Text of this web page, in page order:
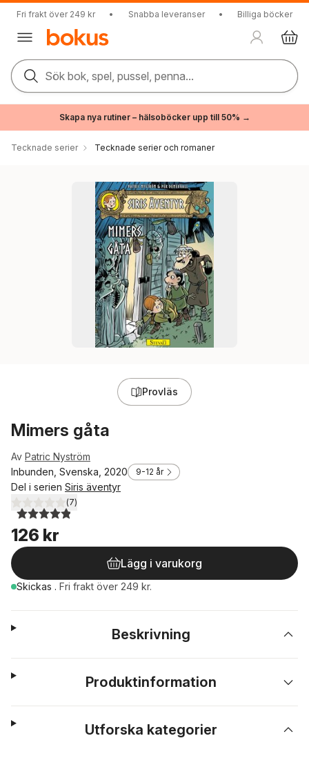
Fri frakt över 249 kr • Snabba leveranser • Billiga böcker
Sök bok, spel, pussel, penna...
Skapa nya rutiner – hälsoböcker upp till 50% →
Tecknade serier Tecknade serier och romaner
Provläs
Mimers gåta
Av Patric Nyström
Inbunden, Svenska, 2020
9-12 år
Del i serien Siris äventyr
4,9utav 5 stjärnor. Totalt antal röster:
(7)
126 kr
Lägg i varukorg
Skickas . Fri frakt över 249 kr.
Beskrivning
Produktinformation
Utforska kategorier